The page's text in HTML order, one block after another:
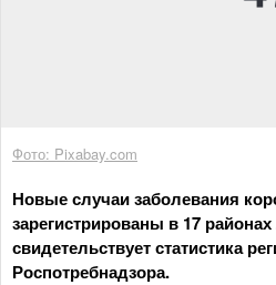
Фото: Pixabay.com
Новые случаи заболевания
зарегистрированы в 17
свидетельствует статистика
Роспотребнадзора.